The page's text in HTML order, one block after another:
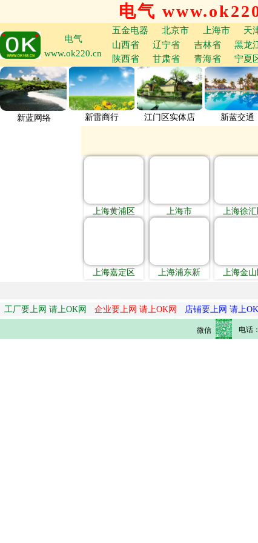
电气
电气
www.ok220.cn
五金电器 北京市 上海市 天
山西省
辽宁省 吉林省 黑龙
陕西省
甘肃省 青海省 宁夏
新蓝网络 新雷商行 江门区实体店 新蓝交通
上海黄浦区 上海市 上海徐
上海嘉定区 上海浦东新 上海金
工厂要上网 请上OK网
企业要上网 请上OK网 店铺要上网 请上
微信 电话